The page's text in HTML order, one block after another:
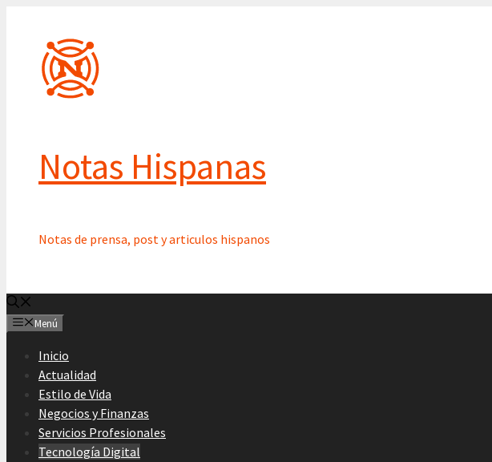
contenido
Notas Hispanas
Notas de prensa, post y articulos hispanos
Menú
Inicio
Actualidad
Estilo de Vida
Negocios y Finanzas
Servicios Profesionales
Tecnología Digital